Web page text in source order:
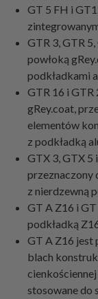
GT 5 FH i
GTR 3, GTR
powłoką
podkładkami
GTR 16 i GTR
gRey.coat,
elementów
z podkładką
GTX 3, GTX 5
przeznaczony
z nierdzewną
GT A Z16 i
podkładką
GT A Z16 jest
blach
stosowane do